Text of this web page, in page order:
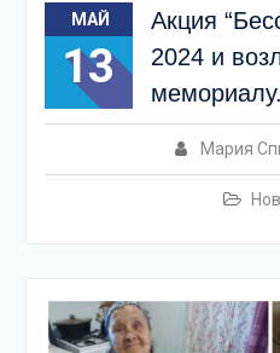
МАЙ
13
Акция
2024 и
мемориалу.
Мария